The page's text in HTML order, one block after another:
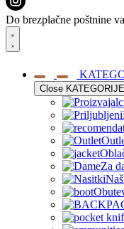
Do brezplačne poštnine
Close KATEGORIJE
Za